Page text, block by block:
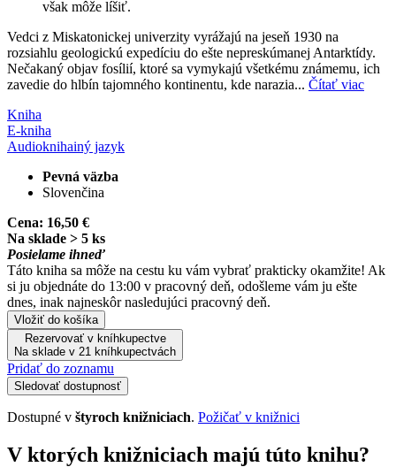
však môže líšiť.
Vedci z Miskatonickej univerzity vyrážajú na jeseň 1930 na
rozsiahlu geologickú expedíciu do ešte nepreskúmanej Antarktídy.
Nečakaný objav fosílií, ktoré sa vymykajú všetkému známemu, ich
zavedie do hlbín tajomného kontinentu, kde narazia... Čítať viac
Kniha
E-kniha
Audioknihainý jazyk
Pevná väzba
Slovenčina
Cena: 16,50 €
Na sklade > 5 ks
Posielame ihneď
Táto kniha sa môže na cestu ku vám vybrať prakticky okamžite! Ak
si ju objednáte do 13:00 v pracovný deň, odošleme vám ju ešte
dnes, inak najneskôr nasledujúci pracovný deň.
Vložiť do košíka
Rezervovať v kníhkupectve
Na sklade v 21 kníhkupectvách
Pridať do zoznamu
Sledovať dostupnosť
Dostupné v štyroch knižniciach. Požičať v knižnici
V ktorých knižniciach majú túto knihu?